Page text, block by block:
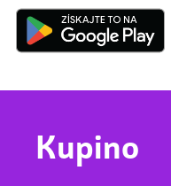
Kupino